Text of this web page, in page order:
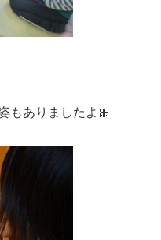
もありましたよ🎀